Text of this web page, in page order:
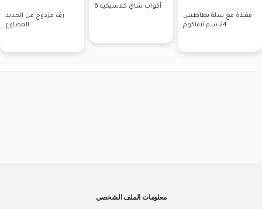
رف مزدوج من الحديد
المطاوع
6 أكواب شاي كلاسيكية
مقلاة مع سلة بطاطس
24 سم لاماكوم
معلومات الملف الشخصي